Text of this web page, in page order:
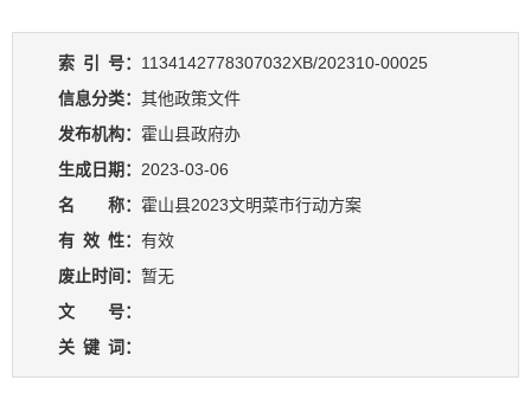
索 引 号： 1134142778307032XB/202310-00025
信息分类： 其他政策文件
发布机构： 霍山县政府办
生成日期： 2023-03-06
名 称： 霍山县2023文明菜市行动方案
有 效 性： 有效
废止时间： 暂无
文 号：
关 键 词：